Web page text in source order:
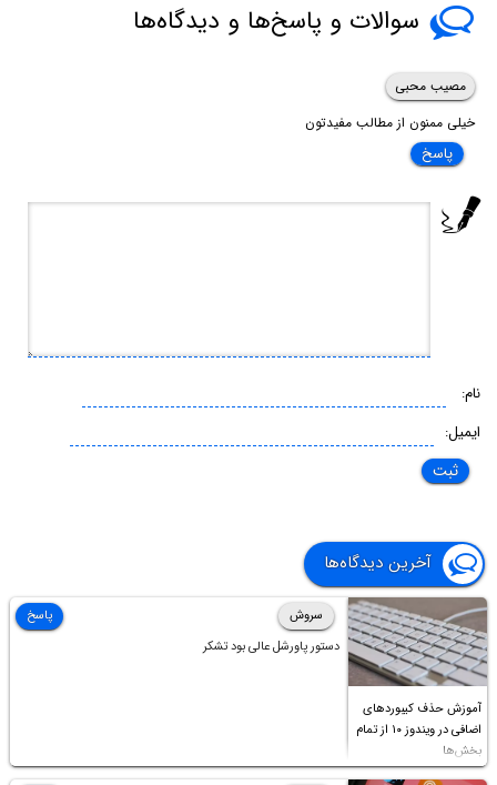
سوالات و پاسخ‌ها و دیدگاه‌ها
مصیب محبی
خیلی ممنون از مطالب مفیدتون
پاسخ
نام:
ایمیل:
آخرین دیدگاه‌ها
آموزش حذف کیبوردهای
اضافی در ویندوز ۱۰ از تمام
بخش‌ها
سروش
دستور پاورشل عالی بود تشکر
پاسخ